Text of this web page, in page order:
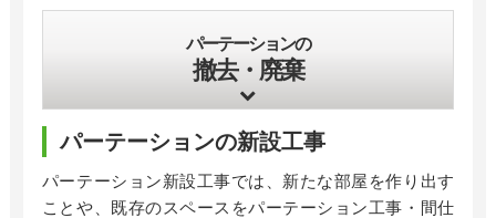
パーテーションの
撤去・廃棄
パーテーションの新設工事
パーテーション新設工事では、新たな部屋を作り出す
ことや、既存のスペースをパーテーション工事・間仕